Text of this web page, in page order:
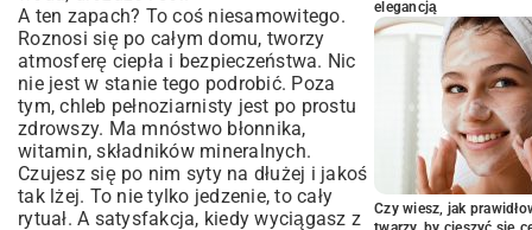
Jak długo piec i skąd wiedzieć, że jest
gotowy?
Najważniejszy moment po upieczeniu
Coś poszło nie tak? Moje piekarskie
wpadki i jak ich unikać
Nie bój się piec!
A ten zapach? To coś niesamowitego.
Roznosi się po całym domu, tworzy
atmosferę ciepła i bezpieczeństwa. Nic
nie jest w stanie tego podrobić. Poza
tym, chleb pełnoziarnisty jest po prostu
zdrowszy. Ma mnóstwo błonnika,
witamin, składników mineralnych.
Czujesz się po nim syty na dłużej i jakoś
tak lżej. To nie tylko jedzenie, to cały
rytuał. A satysfakcja, kiedy wyciągasz z
elegancją
Czy wiesz, jak